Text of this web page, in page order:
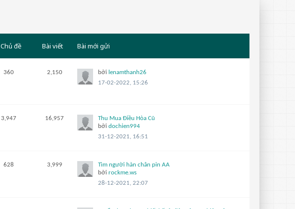
Chủ đề Bài viết Bài mới gửi
360 2,150 bởi lenamthanh26
17-02-2022, 15:26
3,947 16,957
Thu Mua Điều Hòa Cũ
bởi dochien994
31-12-2021, 16:51
628 3,999
Tìm người hàn chân pin AA
bởi rockme.ws
28-12-2021, 22:07